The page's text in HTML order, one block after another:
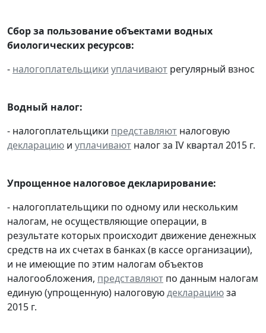
Сбор за пользование объектами водных
биологических ресурсов:
- налогоплательщики уплачивают регулярный взнос
Водный налог:
- налогоплательщики представляют налоговую
декларацию и уплачивают налог за IV квартал 2015 г.
Упрощенное налоговое декларирование:
- налогоплательщики по одному или нескольким
налогам, не осуществляющие операции, в
результате которых происходит движение денежных
средств на их счетах в банках (в кассе организации),
и не имеющие по этим налогам объектов
налогообложения, представляют по данным налогам
единую (упрощенную) налоговуюдекларациюза
2015 г.